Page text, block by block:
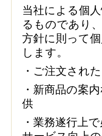
当社による個
るものであり
方針に則って
します。
・ご注文され
・新商品の案
供
・業務遂行上